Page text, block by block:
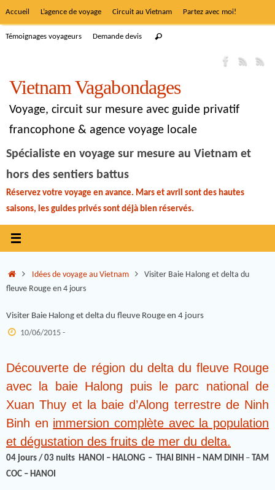
Accueil L’agence de voyage Circuit au Vietnam Partez avec moi!
Témoignages voyageurs Demande devis
Vietnam Vagabondages
Voyage, circuit sur mesure avec guide privatif
francophone & agence voyage locale
Spécialiste en voyage sur mesure au Vietnam et
hors des sentiers battus
Réservez votre voyage en avance. Mars et avril sont des hautes
saisons, les guides privés sont déjà bien réservés.
Idées de voyage au Vietnam
Visiter Baie Halong et delta du
fleuve Rouge en 4 jours
Visiter Baie Halong et delta du fleuve Rouge en 4 jours
10/06/2015 -
Découverte de région du delta du fleuve Rouge
avec la baie Halong puis le parc national de
Xuan Thuy et la baie d’Along terrestre de Ninh
Binh en immersion complète avec la population
et dégustation des fruits de mer du delta.
04 jours / 03 nuitsHANOI – HALONG – THAI BINH– NAM DINH– TAM
COC – HANOI